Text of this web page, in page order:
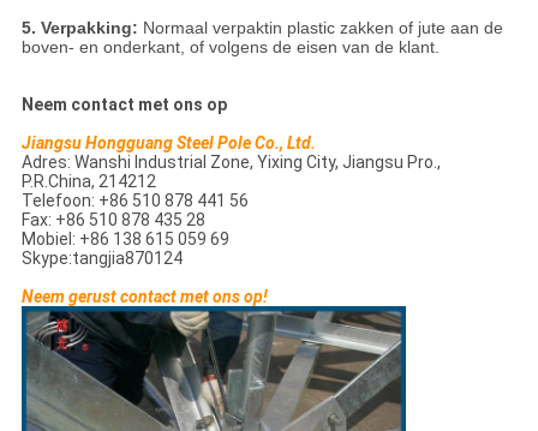
5. Verpakking: Normaal verpaktin plastic zakken of jute aan de
boven- en onderkant, of volgens de eisen van de klant.
Neem contact met ons op
Jiangsu Hongguang Steel Pole Co., Ltd.
Adres: Wanshi Industrial Zone, Yixing City, Jiangsu Pro.,
P.R.China, 214212
Telefoon: +86 510 878 441 56
Fax: +86 510 878 435 28
Mobiel: +86 138 615 059 69
Skype:tangjia870124
Neem gerust contact met ons op!